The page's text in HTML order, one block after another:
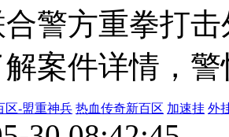
警方重拳打
案件详情，
区-盟重神兵 热血传奇新百区 加速挂 外